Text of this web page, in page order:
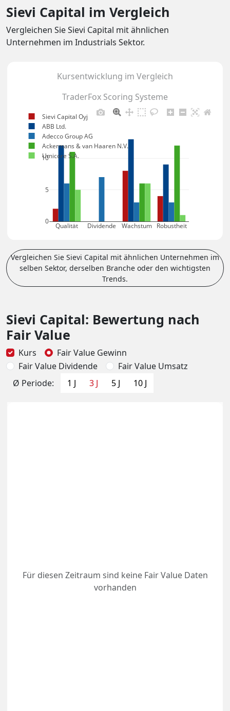
Sievi Capital im Vergleich
Vergleichen Sie Sievi Capital mit ähnlichen
Unternehmen im Industrials Sektor.
Kursentwicklung im Vergleich
TraderFox Scoring Systeme
Qualität Dividende Wachstum Robustheit
0
5
10
Sievi Capital Oyj
ABB Ltd.
Adecco Group AG
Ackermans & van Haaren N.V.
Umicore S.A.
Vergleichen Sie Sievi Capital mit ähnlichen Unternehmen im
selben Sektor, derselben Branche oder den wichtigsten
Trends.
Sievi Capital: Bewertung nach
Fair Value
Kurs
Fair Value Gewinn
Fair Value Dividende
Fair Value Umsatz
Ø Periode:
1 J 3 J 5 J 10 J
Für diesen Zeitraum sind keine Fair Value Daten
vorhanden